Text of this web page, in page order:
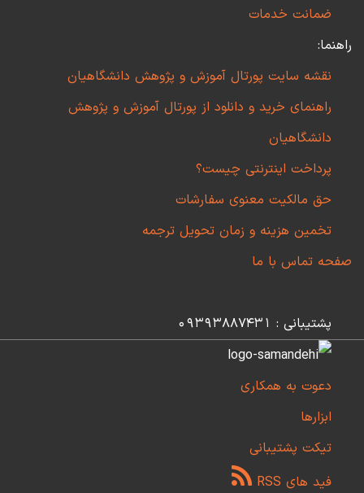
ضمانت خدمات
راهنما:
نقشه سایت پورتال آموزش و پژوهش دانشگاهیان
راهنمای خرید و دانلود از پورتال آموزش و پژوهش
دانشگاهیان
پرداخت اینترنتی چیست؟
حق مالکیت معنوی سفارشات
تخمین هزینه و زمان تحویل ترجمه
صفحه تماس با ما
پشتیبانی : 09393887431
دعوت به همکاری
ابزارها
تیکت پشتیبانی
فید های RSS